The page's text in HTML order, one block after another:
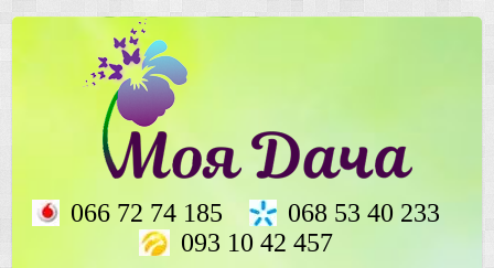
066 72 74 185
068 53 40 233
093 10 42 457